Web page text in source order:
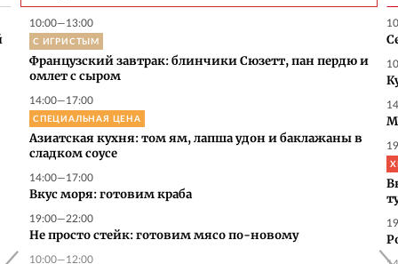
10:00—13:00
С ИГРИСТЫМ
Французский завтрак: блинчики Сюзетт, пан пердю и
омлет с сыром
14:00—17:00
СПЕЦИАЛЬНАЯ ЦЕНА
Азиатская кухня: том ям, лапша удон и баклажаны в
сладком соусе
14:00—17:00
Вкус моря: готовим краба
19:00—22:00
Не просто стейк: готовим мясо по-новому
10:00—12:00